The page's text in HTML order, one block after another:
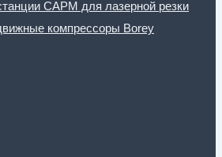
CAPM для лазерной резки
компрессоры Borey